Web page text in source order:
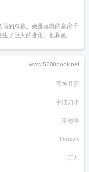
的总裁。她是落魄的富家千
了巨大的变化。他和她...
www.5200book.net
夜神月牙
平淡如水
富梅洛
DarcyK
江儿